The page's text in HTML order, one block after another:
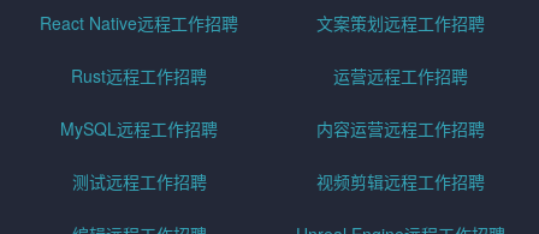
React Native远程工作招聘 文案策划远程工作招聘
Rust远程工作招聘 运营远程工作招聘
MySQL远程工作招聘 内容运营远程工作招聘
测试远程工作招聘 视频剪辑远程工作招聘